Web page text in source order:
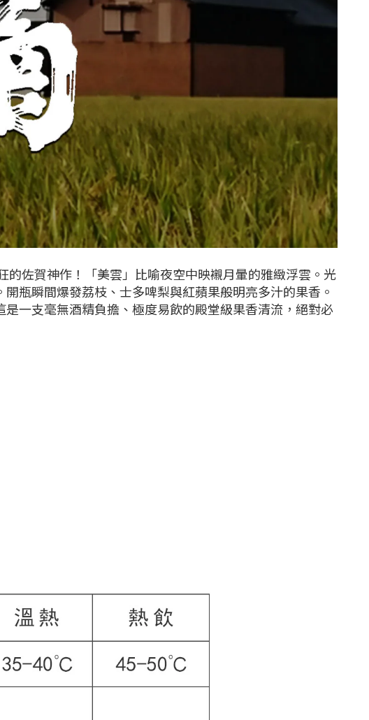
佐賀神作！「美雲」比喻夜空中映襯月暈的雅緻浮雲。光
瓶瞬間爆發荔枝、士多啤梨與紅蘋果般明亮多汁的果香。
一支毫無酒精負擔、極度易飲的殿堂級果香清流，絕對必